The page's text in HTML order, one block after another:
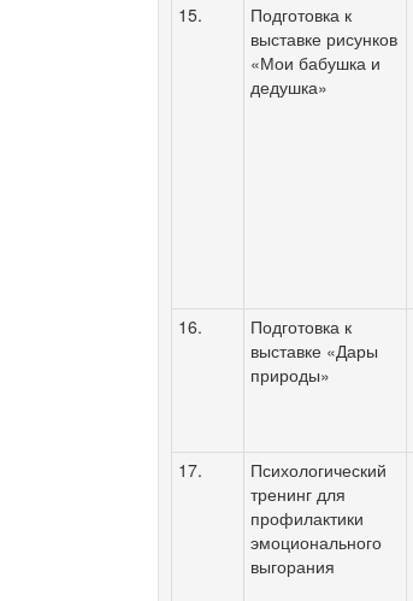
15.
Подготовка к
выставке рисунков
«Мои бабушка и
дедушка»
16.
Подготовка к
выставке «Дары
природы»
17.
Психологический
тренинг для
профилактики
эмоционального
выгорания